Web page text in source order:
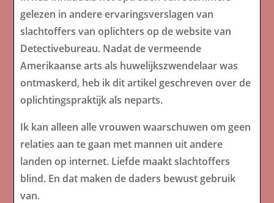
gelezen in andere ervaringsverslagen van
slachtoffers van oplichters op de website van
Detectivebureau. Nadat de vermeende
Amerikaanse arts als huwelijkszwendelaar was
ontmaskerd, heb ik dit artikel geschreven over de
oplichtingspraktijk als neparts.
Ik kan alleen alle vrouwen waarschuwen om geen
relaties aan te gaan met mannen uit andere
landen op internet. Liefde maakt slachtoffers
blind. En dat maken de daders bewust gebruik
van.